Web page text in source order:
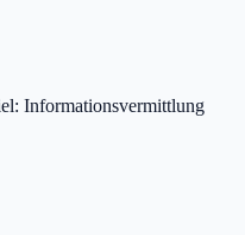
Informationsvermittlung